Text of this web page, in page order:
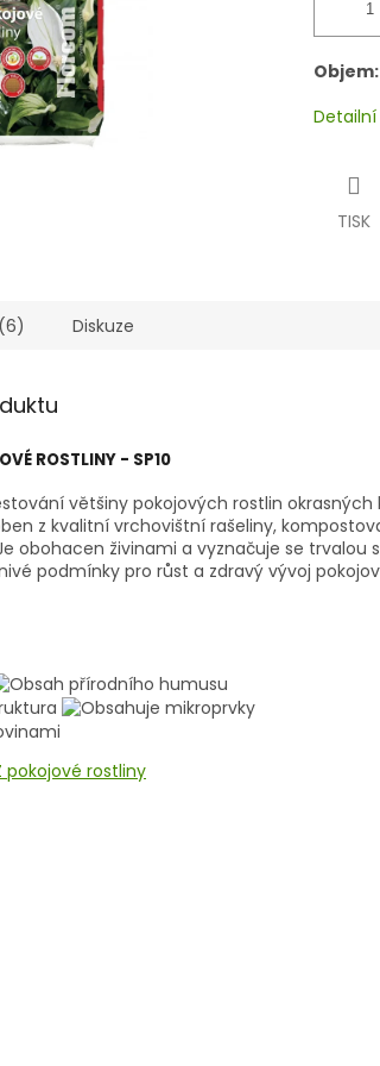
Objem:
TISK
Diskuze
ROSTLINY - SP10
většiny pokojových rostlin okrasných
z kvalitní vrchovištní rašeliny,
obohacen živinami a vyznačuje se trvalou
podmínky pro růst a zdravý vývoj
pokojové rostliny